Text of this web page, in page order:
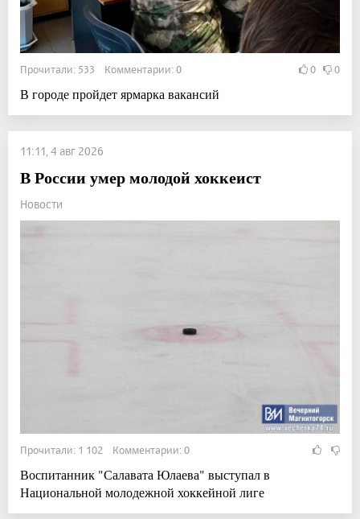
Прочитали: 533 Комментарии: 0 0 0
В городе пройдет ярмарка вакансий
11:11, 4 авг 2026
В России умер молодой хоккеист
Новости
Прочитали: 1 102 Комментарии: 0
Воспитанник "Салавата Юлаева" выступал в
Национальной молодежной хоккейной лиге